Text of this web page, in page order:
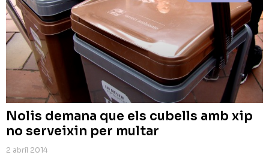
Nolis demana que els cubells amb xip
no serveixin per multar
2 abril 2014